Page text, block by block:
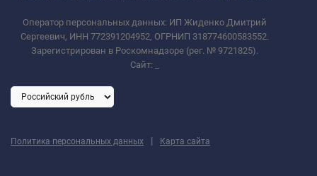
Оператор персональных данных: ИП Жиденко Дмитрий
Сергеевич, ИНН 772391204952, ОГРНИП 318774600583552.
Зарегистрирован в Роскомнадзоре (рег. № 9721825).
Сайт:
Политика персональных данных | Карта сайта